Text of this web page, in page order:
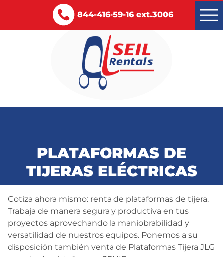
844-416-59-16 ext.3006
Certificaciones
Blog
Contacto
PLATAFORMAS DE
TIJERAS ELÉCTRICAS
Cotiza ahora mismo: renta de plataformas de tijera.
Trabaja de manera segura y productiva en tus
proyectos aprovechando la maniobrabilidad y
versatilidad de nuestros equipos. Ponemos a su
disposición también venta de Plataformas Tijera JLG